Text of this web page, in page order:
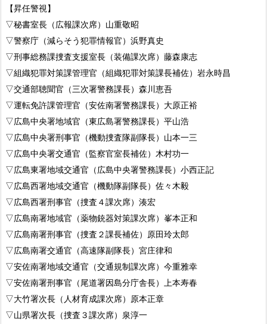
【昇任警視】
▽秘書室長（広報課次席）山重敬昭
▽警察庁（減らそう犯罪情報官）浜野真史
▽刑事総務課捜査支援室長（装備課次席）藤森康志
▽組織犯罪対策課管理官（組織犯罪対策課長補佐）岩永時昌
▽交通部聴聞官（三次署警務課長）森川恵吾
▽運転免許課管理官（安佐南署警務課長）大原正裕
▽広島中央署地域官（東広島署警務課長）平山浩
▽広島中央署刑事官（機動捜査隊副隊長）山本一三
▽広島中央署交通官（監察官室長補佐）木村功一
▽広島東署地域交通官（広島中央署警務課長）小西正記
▽広島西署地域交通官（機動隊副隊長）佐々木毅
▽広島西署刑事官（捜査４課次席）湊宏
▽広島南署地域官（薬物銃器対策課次席）峯本正和
▽広島南署刑事官（捜査２課長補佐）原田玲太郎
▽広島南署交通官（高速隊副隊長）宮庄律和
▽安佐南署地域交通官（交通規制課次席）今重雅幸
▽安佐南署刑事官（尾道署因島分庁舎長）上本寿春
▽大竹署次長（人材育成課次席）原本正章
▽山県署次長（捜査３課次席）泉淳一